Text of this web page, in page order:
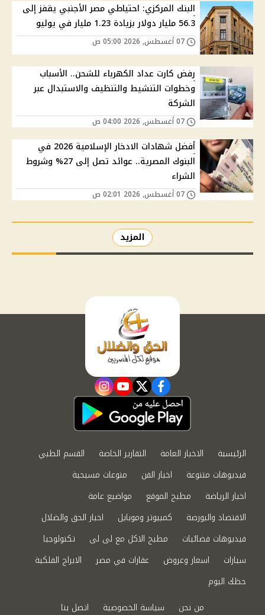
البنك المركزي: احتياطي مصر الأجنبي يقفز إلى
56.3 مليار دولار بزيادة 1.23 مليار في يوليو
رفض كارت عداد الكهرباء للشحن.. الأسباب
وخطوات التنشيط والتنظيف والاستبدال عبر
الشركة
أفضل شهادات الادخار الإسلامية 2026 في
البنوك المصرية.. عوائد تصل إلى 27% وشروط
الشراء
المزيد
facebook
twitter
youtube
instagram
الرئيسية الاخبار العامة التقارير الخاصة
القسم الطبي
فيديوهات متنوعة
اخبار الفن
منوعات مسيحية
اخبار الرياضة
مطبخ الموقع
مواضيع عامة
الاقتصاد والبورصة
كمبيوتر وموبايل
اخبار الحق والضلال
فيديوهات فضائيات
مطبخ الاكل مع لى لى
تكنولوجيا
سيارات
اسعار وعروض عقارات في مصر
الابراج الفلكية
حظك اليوم
من نحن
سياسة الخصوصية اتصل بنا